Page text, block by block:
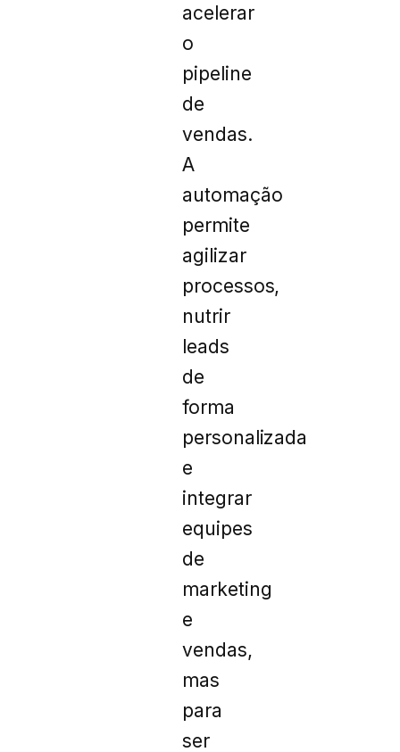
acelerar
o
pipeline
de
vendas.
A
automação
permite
agilizar
processos,
nutrir
leads
de
forma
personalizada
e
integrar
equipes
de
marketing
e
vendas,
mas
para
ser